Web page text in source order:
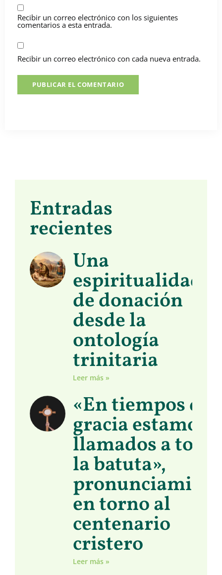
Recibir un correo electrónico con los siguientes
comentarios a esta entrada.
Recibir un correo electrónico con cada nueva entrada.
Entradas
recientes
Una
espiritualidad
de donación
desde la
ontología
trinitaria
Leer más »
«En tiempos de
gracia estamos
llamados a
la batuta»,
en torno al
centenario
cristero
Leer más »